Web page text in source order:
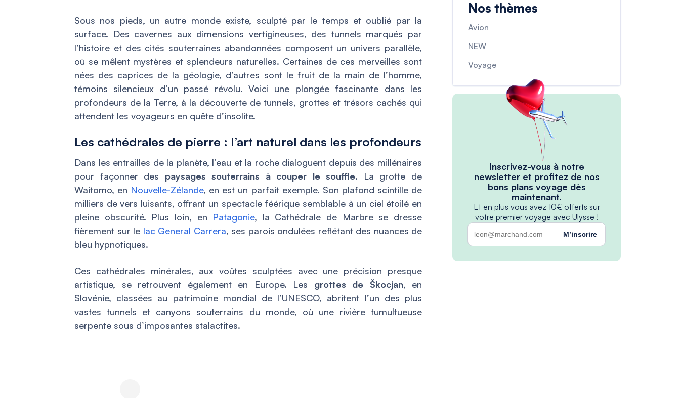
Sous nos pieds, un autre monde existe, sculpté par le temps et oublié par la
surface. Des cavernes aux dimensions vertigineuses, des tunnels marqués par
l’histoire et des cités souterraines abandonnées composent un univers parallèle,
où se mêlent mystères et splendeurs naturelles. Certaines de ces merveilles sont
nées des caprices de la géologie, d’autres sont le fruit de la main de l’homme,
témoins silencieux d’un passé révolu. Voici une plongée fascinante dans les
profondeurs de la Terre, à la découverte de tunnels, grottes et trésors cachés qui
attendent les voyageurs en quête d’insolite.
Les cathédrales de pierre : l’art naturel dans les profondeurs
Dans les entrailles de la planète, l’eau et la roche dialoguent depuis des millénaires
pour façonner des paysages souterrains à couper le souffle. La grotte de
Waitomo, en Nouvelle-Zélande, en est un parfait exemple. Son plafond scintille de
milliers de vers luisants, offrant un spectacle féérique semblable à un ciel étoilé en
pleine obscurité. Plus loin, en Patagonie, la Cathédrale de Marbre se dresse
fièrement sur le lac General Carrera, ses parois ondulées reflétant des nuances de
bleu hypnotiques.
Ces cathédrales minérales, aux voûtes sculptées avec une précision presque
artistique, se retrouvent également en Europe. Les grottes de Škocjan, en
Slovénie, classées au patrimoine mondial de l’UNESCO, abritent l’un des plus
vastes tunnels et canyons souterrains du monde, où une rivière tumultueuse
serpente sous d’imposantes stalactites.
Nos thèmes
Avion
NEW
Voyage
Inscrivez-vous à notre
newsletter et profitez de nos
bons plans voyage dès
maintenant.
Et en plus vous avez 10€ offerts sur
votre premier voyage avec Ulysse !
M’inscrire